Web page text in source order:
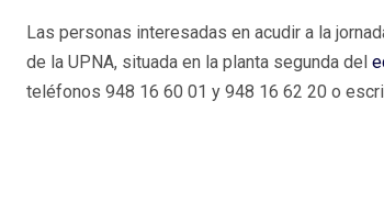
Las personas interesadas en acudir a la
de la UPNA, situada en la planta segunda del
teléfonos 948 16 60 01 y 948 16 62 20 o